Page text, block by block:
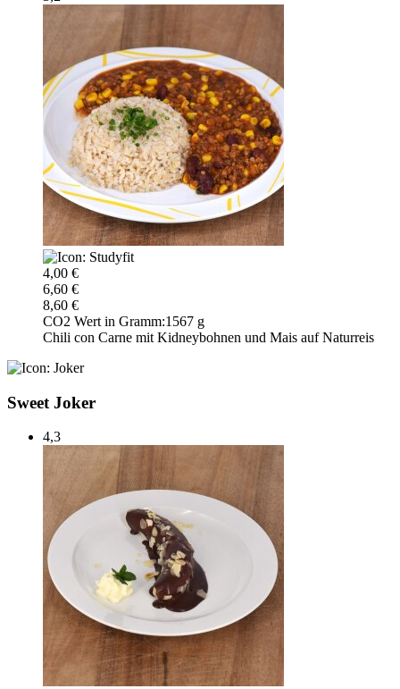
4,00 €
6,60 €
8,60 €
CO2 Wert in Gramm:1567 g
Chili con Carne mit Kidneybohnen und Mais auf Naturreis
Sweet Joker
4,3